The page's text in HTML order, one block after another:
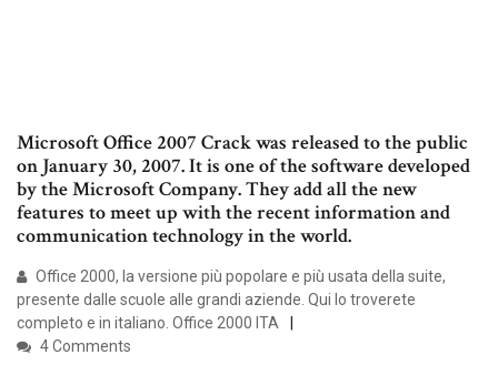
Microsoft Office 2007 Crack was released to the public
on January 30, 2007. It is one of the software developed
by the Microsoft Company. They add all the new
features to meet up with the recent information and
communication technology in the world.
Office 2000, la versione più popolare e più usata della suite,
presente dalle scuole alle grandi aziende. Qui lo troverete
completo e in italiano. Office 2000 ITA
4 Comments